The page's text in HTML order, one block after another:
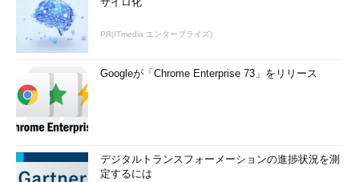
PR(ITmedia エンタープライズ)
Googleが「Chrome Enterprise 73」をリリース
デジタルトランスフォーメーションの進捗状況を測
定するには